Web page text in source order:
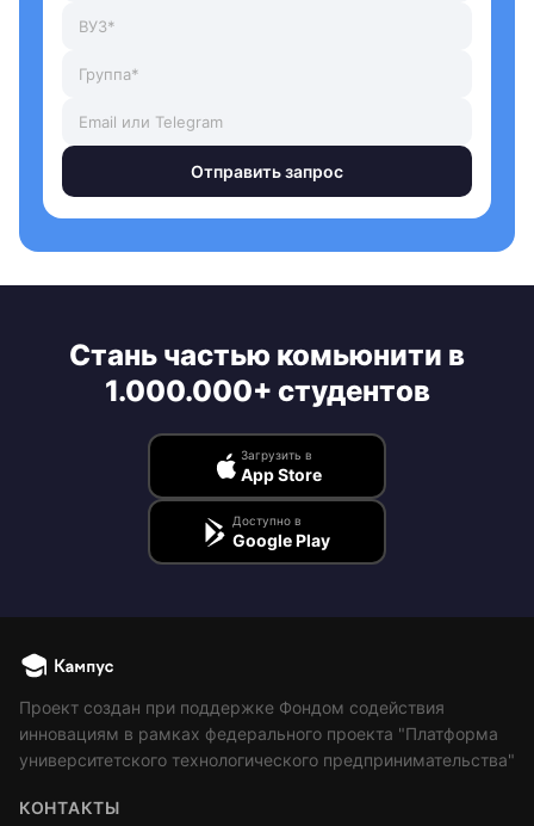
Отправить запрос
Стань частью комьюнити в
1.000.000+ студентов
Загрузить в
App Store
Доступно в
Google Play
Проект создан при поддержке Фондом содействия
инновациям в рамках федерального проекта "Платформа
университетского технологического предпринимательства"
КОНТАКТЫ